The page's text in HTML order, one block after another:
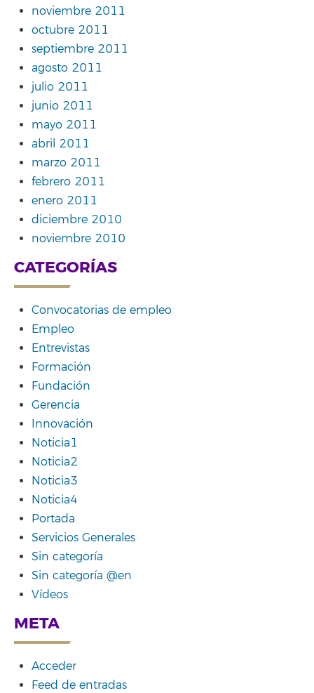
noviembre 2011
octubre 2011
septiembre 2011
agosto 2011
julio 2011
junio 2011
mayo 2011
abril 2011
marzo 2011
febrero 2011
enero 2011
diciembre 2010
noviembre 2010
CATEGORÍAS
Convocatorias de empleo
Empleo
Entrevistas
Formación
Fundación
Gerencia
Innovación
Noticia1
Noticia2
Noticia3
Noticia4
Portada
Servicios Generales
Sin categoría
Sin categoría @en
Vídeos
META
Acceder
Feed de entradas